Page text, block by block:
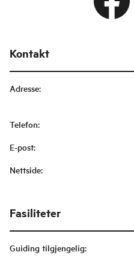
Kontakt
Adresse:
Telefon:
E-post:
Nettside:
Fasiliteter
Guiding tilgjengelig: